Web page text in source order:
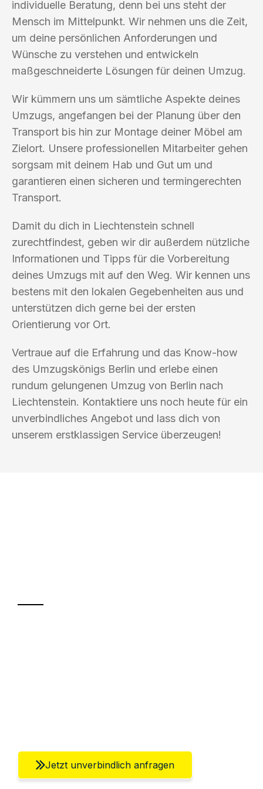
individuelle Beratung, denn bei uns steht der
Mensch im Mittelpunkt. Wir nehmen uns die Zeit,
um deine persönlichen Anforderungen und
Wünsche zu verstehen und entwickeln
maßgeschneiderte Lösungen für deinen Umzug.
Wir kümmern uns um sämtliche Aspekte deines
Umzugs, angefangen bei der Planung über den
Transport bis hin zur Montage deiner Möbel am
Zielort. Unsere professionellen Mitarbeiter gehen
sorgsam mit deinem Hab und Gut um und
garantieren einen sicheren und termingerechten
Transport.
Damit du dich in Liechtenstein schnell
zurechtfindest, geben wir dir außerdem nützliche
Informationen und Tipps für die Vorbereitung
deines Umzugs mit auf den Weg. Wir kennen uns
bestens mit den lokalen Gegebenheiten aus und
unterstützen dich gerne bei der ersten
Orientierung vor Ort.
Vertraue auf die Erfahrung und das Know-how
des Umzugskönigs Berlin und erlebe einen
rundum gelungenen Umzug von Berlin nach
Liechtenstein. Kontaktiere uns noch heute für ein
unverbindliches Angebot und lass dich von
unserem erstklassigen Service überzeugen!
Jetzt unverbindlich anfragen